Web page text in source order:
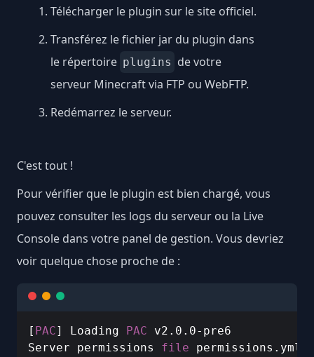
Télécharger le plugin sur lesite officiel.
Transférez le fichier jar du plugin dans
le répertoire plugins de votre
serveur Minecraft via FTP ou WebFTP.
Redémarrez le serveur.
C'est tout !
Pour vérifier que le plugin est bien chargé, vous
pouvez consulter les logs du serveur ou la Live
Console dans votre panel de gestion. Vous devriez
voir quelque chose proche de :
[ PAC] Loading PAC v2.0.0-pre6
Server permissions file